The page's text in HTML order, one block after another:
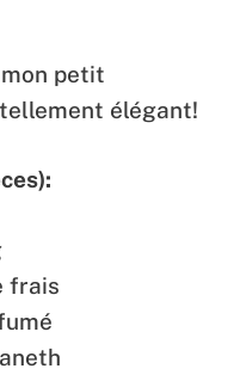
petit
élégant!
frais